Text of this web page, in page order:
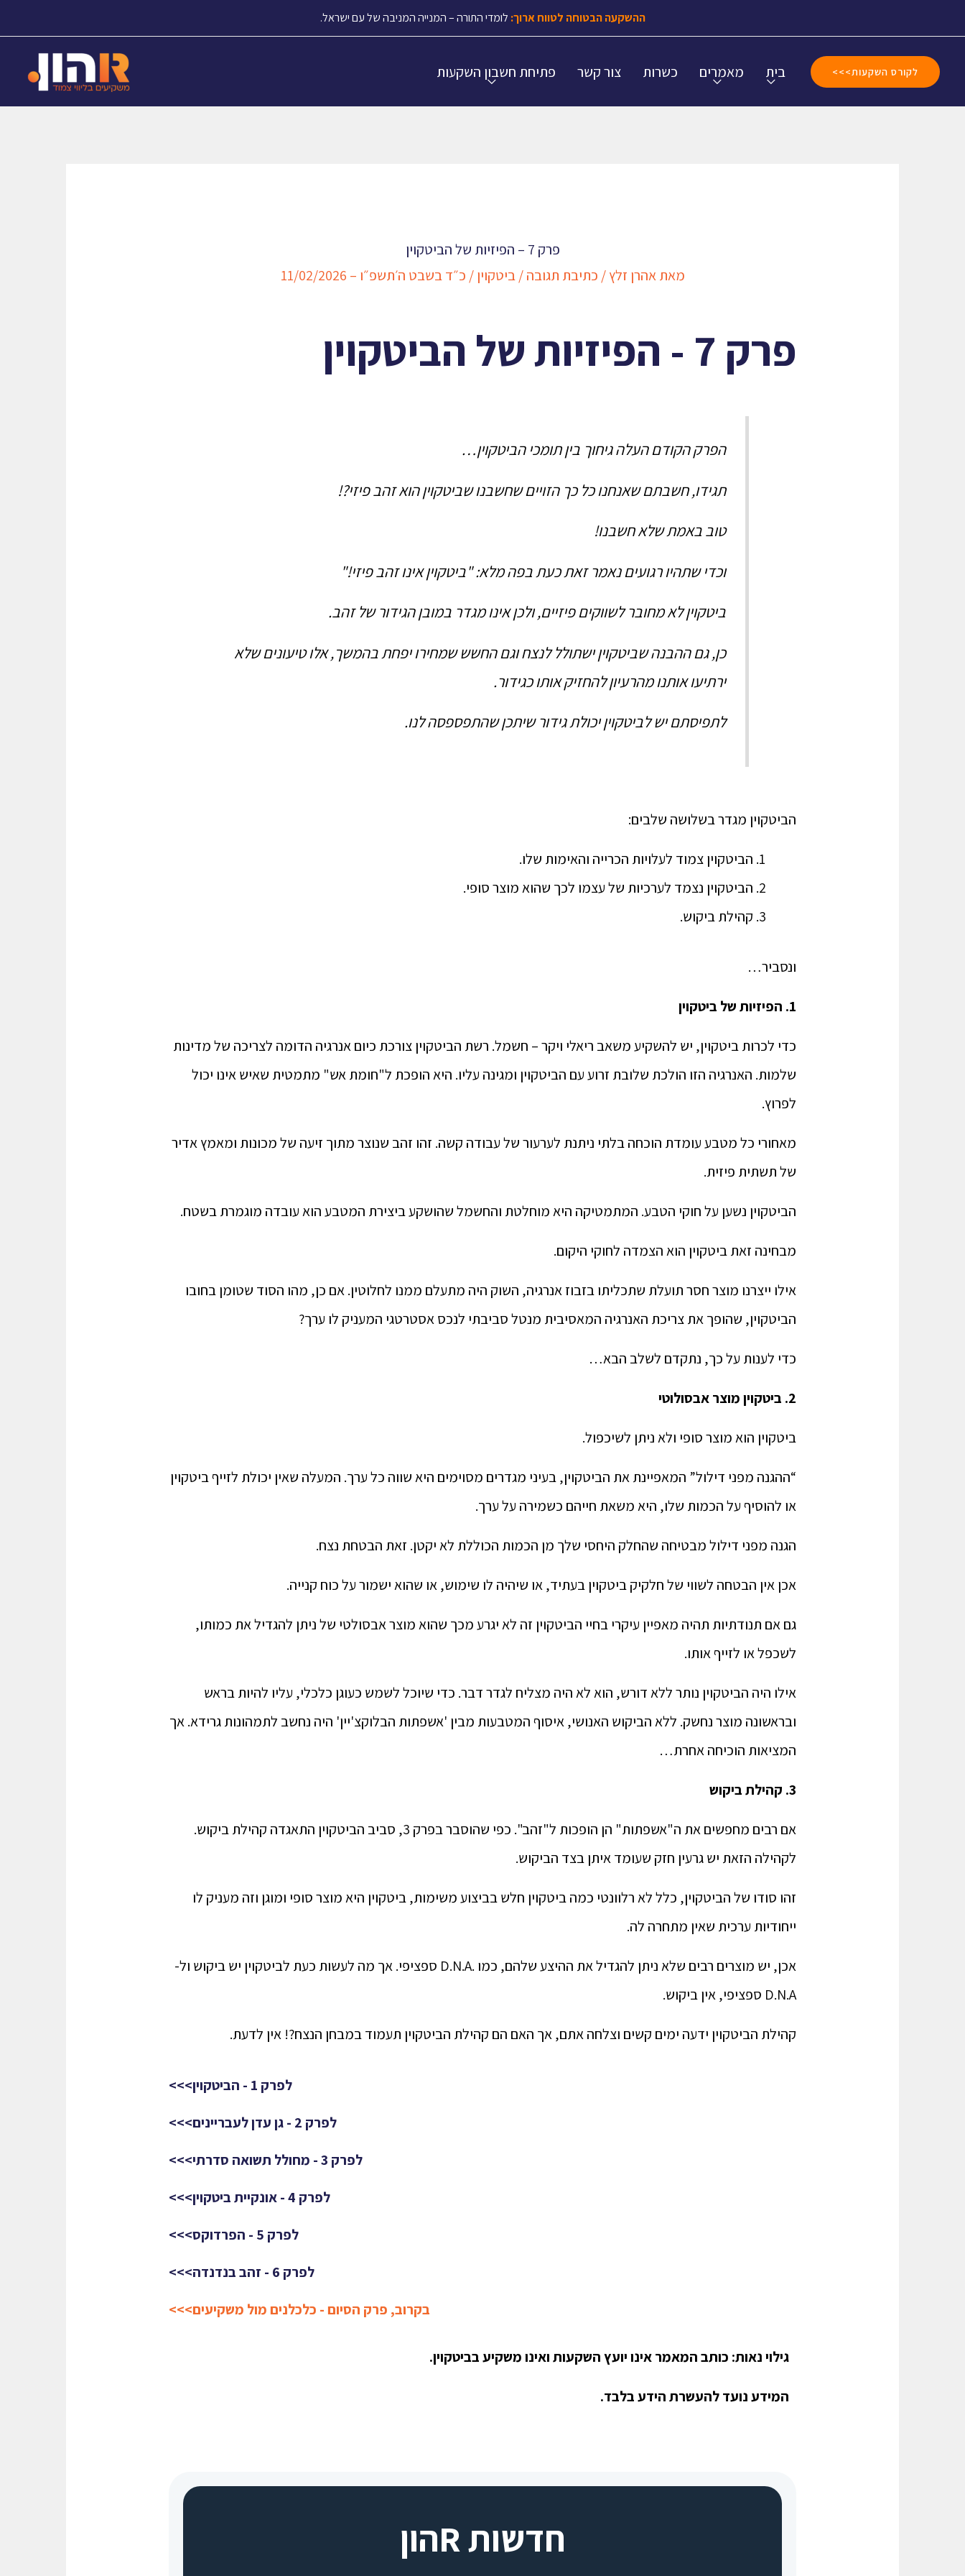
ההשקעה הבטוחה לטווח ארוך: לומדי התורה – המנייה המניבה של עם ישראל.
לקורס השקעות>>> בית מאמרים כשרות צור קשר פתיחת חשבון השקעות
פרק 7 – הפיזיות של הביטקוין
מאתאהרן זלץ / כתיבת תגובה /ביטקוין/ כ״ד בשבט ה׳תשפ״ו – 11/02/2026
פרק 7 - הפיזיות של הביטקוין
הפרק הקודם העלה גיחוך בין תומכי הביטקוין…
תגידו, חשבתם שאנחנו כל כך הזויים שחשבנו שביטקוין הוא זהב פיזי?!
טוב באמת שלא חשבנו!
וכדי שתהיו רגועים נאמר זאת כעת בפה מלא: "ביטקוין אינו זהב פיזי!"
ביטקוין לא מחובר לשווקים פיזיים, ולכן אינו מגדר במובן הגידור של זהב.
כן, גם ההבנה שביטקוין ישתולל לנצח וגם החשש שמחירו יפחת בהמשך, אלו טיעונים שלא
ירתיעו אותנו מהרעיון להחזיק אותו כגידור.
לתפיסתם יש לביטקוין יכולת גידור שיתכן שהתפספסה לנו.
הביטקוין מגדר בשלושה שלבים:
הביטקוין צמוד לעלויות הכרייה והאימות שלו.
הביטקוין נצמד לערכיות של עצמו לכך שהוא מוצר סופי.
קהילת ביקוש.
ונסביר…
1. הפיזיות של ביטקוין
כדי לכרות ביטקוין, יש להשקיע משאב ריאלי ויקר – חשמל. רשת הביטקוין צורכת כיום אנרגיה הדומה לצריכה של מדינות
שלמות. האנרגיה הזו הולכת שלובת זרוע עם הביטקוין ומגינה עליו. היא הופכת ל"חומת אש" מתמטית שאיש אינו יכול
לפרוץ.
מאחורי כל מטבע עומדת הוכחה בלתי ניתנת לערעור של עבודה קשה. זהו זהב שנוצר מתוך זיעה של מכונות ומאמץ אדיר
של תשתית פיזית.
הביטקוין נשען על חוקי הטבע. המתמטיקה היא מוחלטת והחשמל שהושקע ביצירת המטבע הוא עובדה מוגמרת בשטח.
מבחינה זאת ביטקוין הוא הצמדה לחוקי היקום.
אילו ייצרנו מוצר חסר תועלת שתכליתו בזבוז אנרגיה, השוק היה מתעלם ממנו לחלוטין. אם כן, מהו הסוד שטומן בחובו
הביטקוין, שהופך את צריכת האנרגיה המאסיבית מנטל סביבתי לנכס אסטרטגי המעניק לו ערך?
כדי לענות על כך, נתקדם לשלב הבא…
2. ביטקוין מוצר אבסולוטי
ביטקוין הוא מוצר סופי ולא ניתן לשיכפול.
“ההגנה מפני דילול” המאפיינת את הביטקוין, בעיני מגדרים מסוימים היא שווה כל ערך. המעלה שאין יכולת לזייף ביטקוין
או להוסיף על הכמות שלו, היא משאת חייהם כשמירה על ערך.
הגנה מפני דילול מבטיחה שהחלק היחסי שלך מן הכמות הכוללת לא יקטן. זאת הבטחת נצח.
אכן אין הבטחה לשווי של חלקיק ביטקוין בעתיד, או שיהיה לו שימוש, או שהוא ישמור על כוח קנייה.
גם אם תנודתיות תהיה מאפיין עיקרי בחיי הביטקוין זה לא יגרע מכך שהוא מוצר אבסולטי של ניתן להגדיל את כמותו,
לשכפל או לזייף אותו.
אילו היה הביטקוין נותר ללא דורש, הוא לא היה מצליח לגדר דבר. כדי שיוכל לשמש כעוגן כלכלי, עליו להיות בראש
ובראשונה מוצר נחשק. ללא הביקוש האנושי, איסוף המטבעות מבין 'אשפתות הבלוקצ'יין' היה נחשב לתמהונות גרידא. אך
המציאות הוכיחה אחרת…
3. קהילת ביקוש
אם רבים מחפשים את ה"אשפתות" הן הופכות ל"זהב". כפי שהוסבר בפרק 3, סביב הביטקוין התאגדה קהילת ביקוש.
לקהילה הזאת יש גרעין חזק שעומד איתן בצד הביקוש.
זהו סודו של הביטקוין, כלל לא רלוונטי כמה ביטקוין חלש בביצוע משימות, ביטקוין היא מוצר סופי ומוגן וזה מעניק לו
ייחודיות ערכית שאין מתחרה לה.
אכן, יש מוצרים רבים שלא ניתן להגדיל את ההיצע שלהם, כמו .D.N.A ספציפי. אך מה לעשות כעת לביטקוין יש ביקוש ול-
D.N.A ספציפי, אין ביקוש.
קהילת הביטקוין ידעה ימים קשים וצלחה אתם, אך האם הם קהילת הביטקוין תעמוד במבחן הנצח?! אין לדעת.
לפרק 1 - הביטקוין>>>
לפרק 2 - גן עדן לעבריינים>>>
לפרק 3 - מחולל תשואה סדרתי>>>
לפרק 4 - אונקיית ביטקוין>>>
לפרק 5 - הפרדוקס>>>
לפרק 6 - זהב בנדנדה>>>
בקרוב, פרק הסיום - כלכלנים מול משקיעים>>>
גילוי נאות: כותב המאמר אינו יועץ השקעות ואינו משקיע בביטקוין.
המידע נועד להעשרת הידע בלבד.
חדשות Rהון